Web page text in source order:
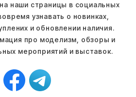
наши страницы в социальных
узнавать о новинках,
и обновлении наличия.
про моделизм, обзоры и
мероприятий и выставок.